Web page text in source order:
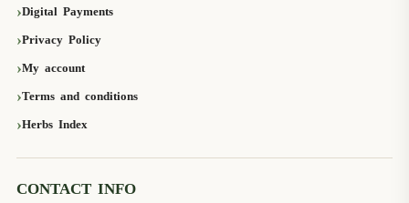
Digital Payments
Privacy Policy
My account
Terms and conditions
Herbs Index
CONTACT INFO